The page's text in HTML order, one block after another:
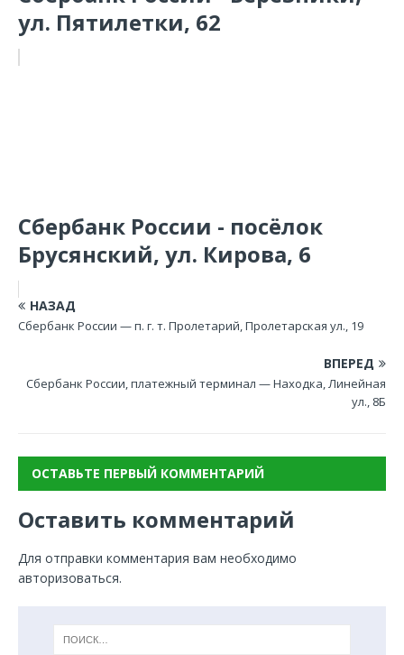
ул. Пятилетки, 62
Сбербанк России - посёлок
Брусянский, ул. Кирова, 6
НАЗАД
Сбербанк России — п. г. т. Пролетарий, Пролетарская ул., 19
ВПЕРЕД
Сбербанк России, платежный терминал — Находка, Линейная
ул., 8Б
ОСТАВЬТЕ ПЕРВЫЙ КОММЕНТАРИЙ
Оставить комментарий
Для отправки комментария вам необходимо
авторизоваться.